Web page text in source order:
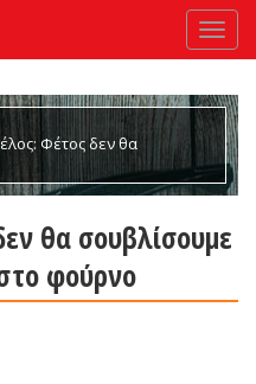
Φέτος δεν θα
θα σουβλίσουμε
φούρνο